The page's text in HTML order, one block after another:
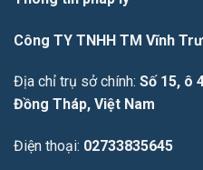
Công TY TNHH TM Vĩnh
Địa chỉ trụ sở chính: Số 15, ô
Đồng Tháp, Việt Nam
Điện thoại: 02733835645